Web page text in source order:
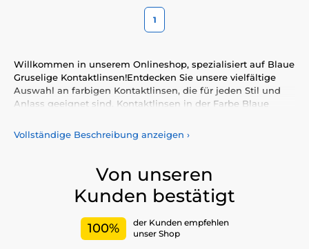
1
Willkommen in unserem Onlineshop, spezialisiert auf Blaue
Gruselige Kontaktlinsen!Entdecken Sie unsere vielfältige
Auswahl an farbigen Kontaktlinsen, die für jeden Stil und
Anlass geeignet sind. Kontaktlinsen in der Farbe Blaue
ermöglichen es Ihnen auch, Ihre Persönlichkeit und
Einzigartigkeit auszudrücken.Wählen Sie aus unserem
Tag über Komfort und Sicherheit bieten. Bringen Sie mit
unseren hochwertigen Linsen Farbe in Ihr Leben –
zertifiziert nach höchsten Qualitäts- und
Vollständige Beschreibung anzeigen ›
Von unseren
Kunden bestätigt
100%
der Kunden empfehlen
unser Shop